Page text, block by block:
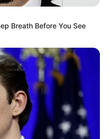
sezonit të kaluar.
Breath Before You See